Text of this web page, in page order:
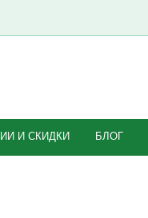
И СКИДКИ БЛОГ